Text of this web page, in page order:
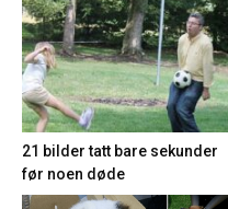
21 bilder tatt bare sekunder
før noen døde